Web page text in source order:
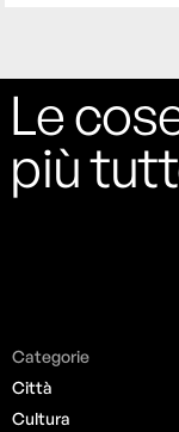
Le
più
Categorie
Città
Cultura